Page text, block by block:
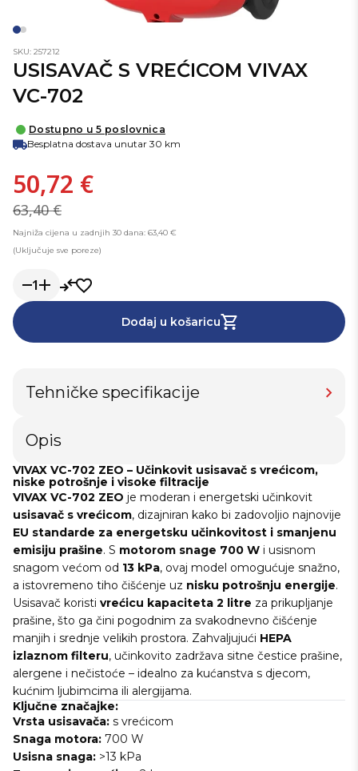
SKU: 257212
USISAVAČ S VREĆICOM VIVAX
VC-702
Dostupno u 5 poslovnica
Besplatna dostava unutar 30 km
50,72 €
63,40 €
Najniža cijena u zadnjih 30 dana: 63,40 €
(Uključuje sve poreze)
1
Dodaj u košaricu
Tehničke specifikacije
Opis
VIVAX VC-702 ZEO – Učinkovit usisavač s vrećicom,
niske potrošnje i visoke filtracije
VIVAX VC-702 ZEO je moderan i energetski učinkovit
usisavač s vrećicom, dizajniran kako bi zadovoljio najnovije
EU standarde za energetsku učinkovitost i smanjenu
emisiju prašine. S motorom snage 700 W i usisnom
snagom većom od 13 kPa, ovaj model omogućuje snažno,
a istovremeno tiho čišćenje uz nisku potrošnju energije.
Usisavač koristi vrećicu kapaciteta 2 litre za prikupljanje
prašine, što ga čini pogodnim za svakodnevno čišćenje
manjih i srednje velikih prostora. Zahvaljujući HEPA
izlaznom filteru, učinkovito zadržava sitne čestice prašine,
alergene i nečistoće – idealno za kućanstva s djecom,
kućnim ljubimcima ili alergijama.
Ključne značajke:
Vrsta usisavača: s vrećicom
Snaga motora: 700 W
Usisna snaga: >13 kPa